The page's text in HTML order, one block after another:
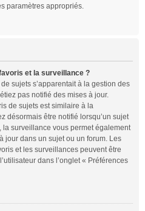
paramètres appropriés.
et la surveillance ?
sujets s’apparentait à la gestion des
pas notifié des mises à jour.
de sujets est similaire à la
désormais être notifié lorsqu’un sujet
la surveillance vous permet également
jour dans un sujet ou un forum. Les
et les surveillances peuvent être
dans l’onglet « Préférences